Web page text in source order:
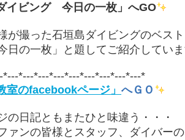
イビング 今日の一枚」へGO
が撮った石垣島ダイビングのベス
日の一枚」と題してご紹介してい
*---*---*---*---*---*---*---*---*
室のfacebookページ」 へＧＯ
の日記ともまたひと味違う・・・
ァンの皆様とスタッフ、ダイバー